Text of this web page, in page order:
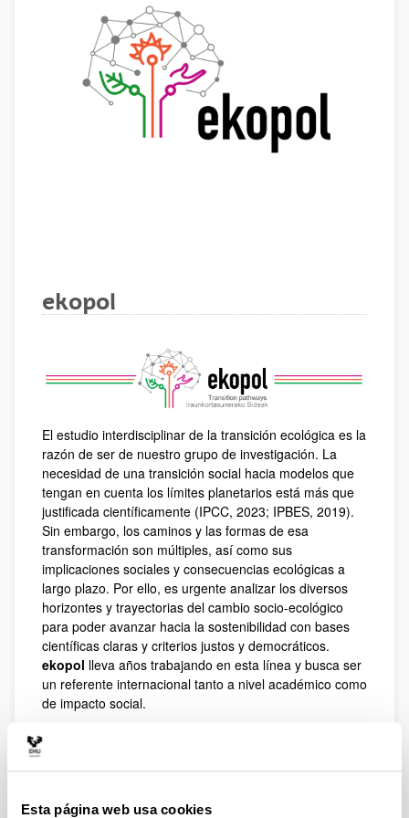
Esta página web usa cookies
ekopol
El estudio interdisciplinar de la transición ecológica es la
razón de ser de nuestro grupo de investigación. La
necesidad de una transición social hacia modelos que
tengan en cuenta los límites planetarios está más que
justificada científicamente (IPCC, 2023; IPBES, 2019).
Sin embargo, los caminos y las formas de esa
transformación son múltiples, así como sus
implicaciones sociales y consecuencias ecológicas a
largo plazo. Por ello, es urgente analizar los diversos
horizontes y trayectorias del cambio socio-ecológico
para poder avanzar hacia la sostenibilidad con bases
científicas claras y criterios justos y democráticos.
ekopol lleva años trabajando en esta línea y busca ser
un referente internacional tanto a nivel académico como
de impacto social.
ambientales como sociales de los procesos de
que estudian los ciclos de vida de los productos, las